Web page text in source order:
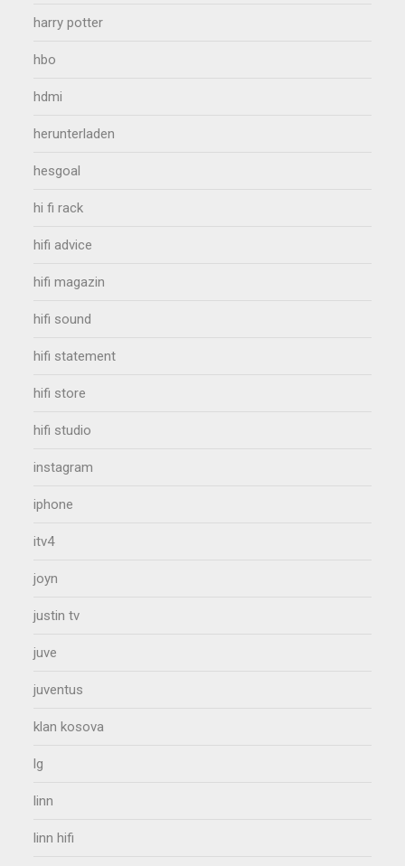
harry potter
hbo
hdmi
herunterladen
hesgoal
hi fi rack
hifi advice
hifi magazin
hifi sound
hifi statement
hifi store
hifi studio
instagram
iphone
itv4
joyn
justin tv
juve
juventus
klan kosova
lg
linn
linn hifi